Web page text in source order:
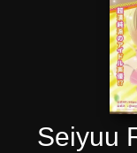
Seiyuu